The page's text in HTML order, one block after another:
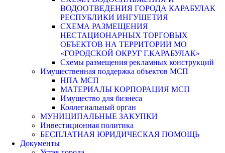
ВОДООТВЕДЕНИЯ ГОРОДА КАРАБУЛАК
РЕСПУБЛИКИ ИНГУШЕТИЯ
СХЕМА РАЗМЕЩЕНИЯ
НЕСТАЦИОНАРНЫХ ТОРГОВЫХ
ОБЪЕКТОВ НА ТЕРРИТОРИИ МО
«ГОРОДСКОЙ ОКРУГ Г.КАРАБУЛАК»
Схемы размещения рекламных конструкций
Имущественная поддержка объектов МСП
НПА МСП
МАТЕРИАЛЫ КОРПОРАЦИЯ МСП
Имущество для бизнеса
Коллегиальный орган
МУНИЦИПАЛЬНЫЕ ЗАКУПКИ
Инвестиционная политика
БЕСПЛАТНАЯ ЮРИДИЧЕСКАЯ ПОМОЩЬ
Документы